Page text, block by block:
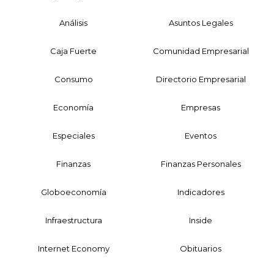
Análisis Asuntos Legales
Caja Fuerte Comunidad Empresarial
Consumo Directorio Empresarial
Economía Empresas
Especiales Eventos
Finanzas Finanzas Personales
Globoeconomía Indicadores
Infraestructura Inside
Internet Economy Obituarios